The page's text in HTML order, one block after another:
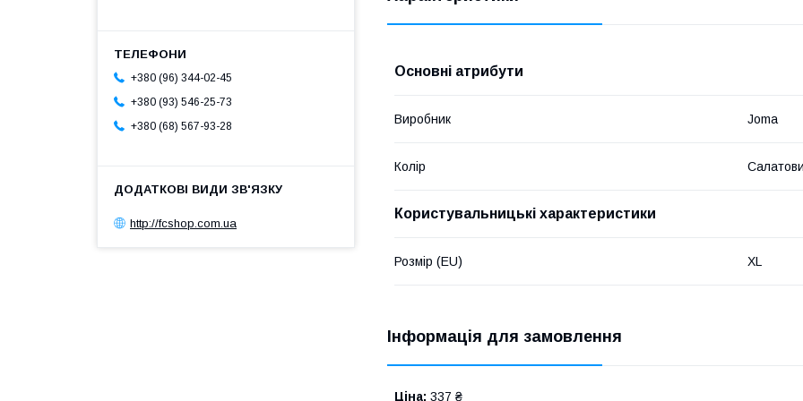
Основні атрибути
Виробник Joma
Колір
Користувальницькі характеристики
Розмір (EU) XL
Інформація для замовлення
Ціна: 337 ₴
+380 (96) 344-02-45
+380 (93) 546-25-73
+380 (68) 567-93-28
http://fcshop.com.ua